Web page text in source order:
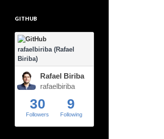
GITHUB
rafaelbiriba (Rafael
Biriba)
Rafael Biriba
rafaelbiriba
30
Followers
9
Following